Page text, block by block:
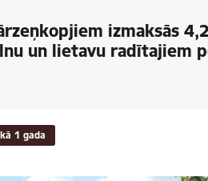
izmaksās
un lietavu radītajiem
1 gada